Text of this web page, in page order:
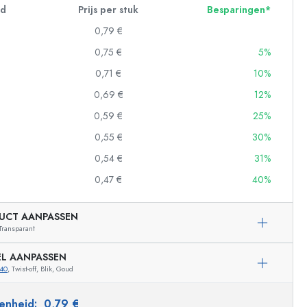
Prijs per stuk
Besparingen*
0,79 €
0,75 €
5%
0,71 €
10%
0,69 €
12%
0,59 €
25%
0,55 €
30%
0,54 €
31%
0,47 € 40%
AANPASSEN
AANPASSEN
, Twist-off, Blik, Goud